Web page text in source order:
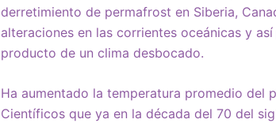
derretimiento de permafrost en Siberia,
alteraciones en las corrientes oceánicas y
producto de un clima desbocado.
Ha aumentado la temperatura promedio del
Científicos que ya en la década del 70 del